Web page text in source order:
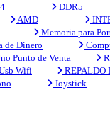
DDR5
AMD
Memoria para
de Dinero
Punto de Venta
Wifi REPALDO
Joystick